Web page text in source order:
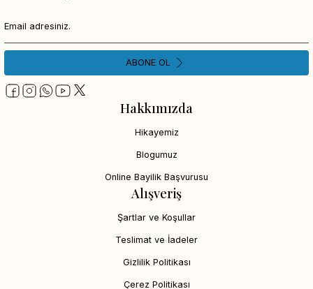
Hakkımızda
Hikayemiz
Blogumuz
Online Bayilik Başvurusu
Alışveriş
Şartlar ve Koşullar
Teslimat ve İadeler
Gizlilik Politikası
Çerez Politikası
ABONE OL